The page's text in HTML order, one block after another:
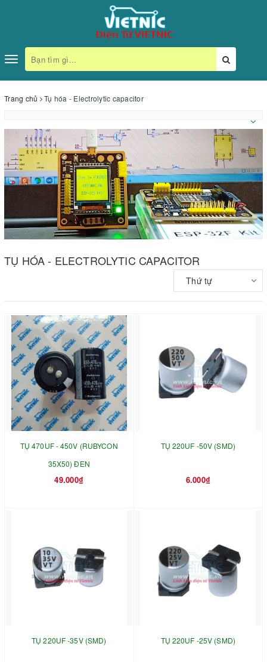
Toggle
navigation
Trang chủ Tụ hóa - Electrolytic capacitor
TỤ HÓA - ELECTROLYTIC CAPACITOR
Thứ tự
TỤ 470UF - 450V (RUBYCON
35X50) ĐEN
49.000₫
TỤ 220UF -50V (SMD)
6.000₫
TỤ 220UF -35V (SMD) TỤ 220UF -25V (SMD)